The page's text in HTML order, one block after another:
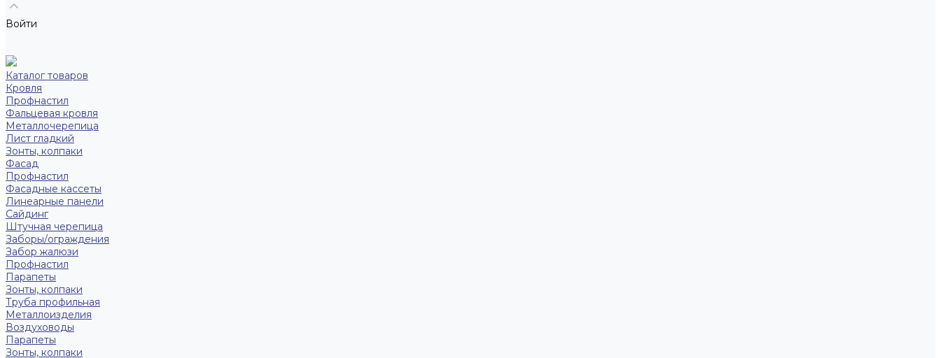
Войти
Каталог товаров
Кровля
Профнастил
Фальцевая кровля
Металлочерепица
Лист гладкий
Зонты, колпаки
Фасад
Профнастил
Фасадные кассеты
Линеарные панели
Сайдинг
Штучная черепица
Заборы/ограждения
Забор жалюзи
Профнастил
Парапеты
Зонты, колпаки
Труба профильная
Металлоизделия
Воздуховоды
Парапеты
Зонты, колпаки